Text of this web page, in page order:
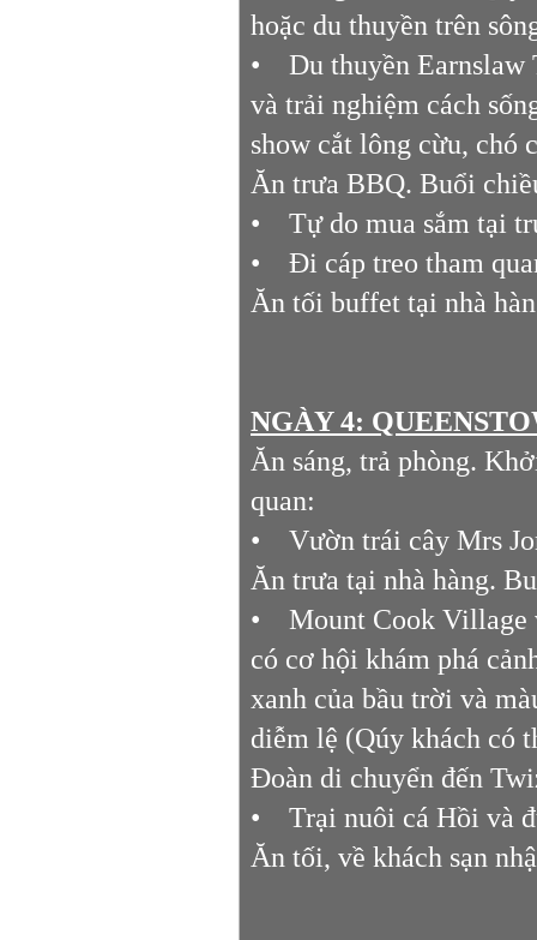
hoặc du thuyền trên
• Du thuyền Earnslaw
và trải nghiệm cách
show cắt lông cừu, chó
Ăn trưa BBQ. Buổi
• Tự do mua sắm tại
• Đi cáp treo tham
Ăn tối buffet tại nhà
NGÀY 4:
Ăn sáng, trả phòng.
quan:
• Vườn trái cây Mrs
Ăn trưa tại nhà hàng.
• Mount Cook Village
có cơ hội khám phá
xanh của bầu trời và
diễm lệ (Qúy khách có
Đoàn di chuyển đến
• Trại nuôi cá Hồi và
Ăn tối, về khách sạn